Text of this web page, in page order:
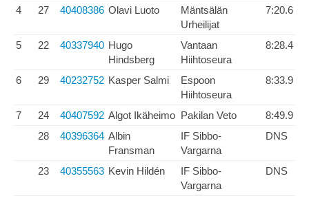
4 27 40408386 Olavi Luoto
Mäntsälän
Urheilijat
7:20.6
5 22 40337940 Hugo
Hindsberg
Vantaan
Hiihtoseura
8:28.4
6 29 40232752 Kasper Salmi
Espoon
Hiihtoseura
8:33.9
7 24 40407592 Algot Ikäheimo Pakilan Veto
8:49.9
28
40396364 Albin
Fransman
IF Sibbo-
Vargarna
DNS
23 40355563 Kevin Hildén
IF Sibbo-
Vargarna
DNS